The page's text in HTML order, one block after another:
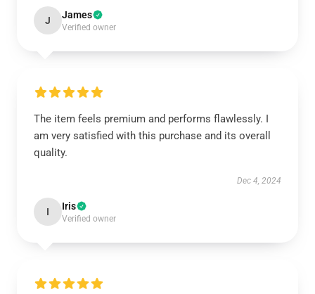
J James
Verified owner
The item feels premium and performs flawlessly. I
am very satisfied with this purchase and its overall
quality.
Dec 4, 2024
I Iris
Verified owner